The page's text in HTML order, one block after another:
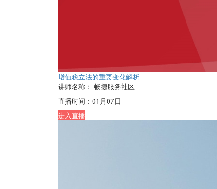
增值税立法的重要变化解析
讲师名称： 畅捷服务社区
直播时间： 01月07日
进入直播